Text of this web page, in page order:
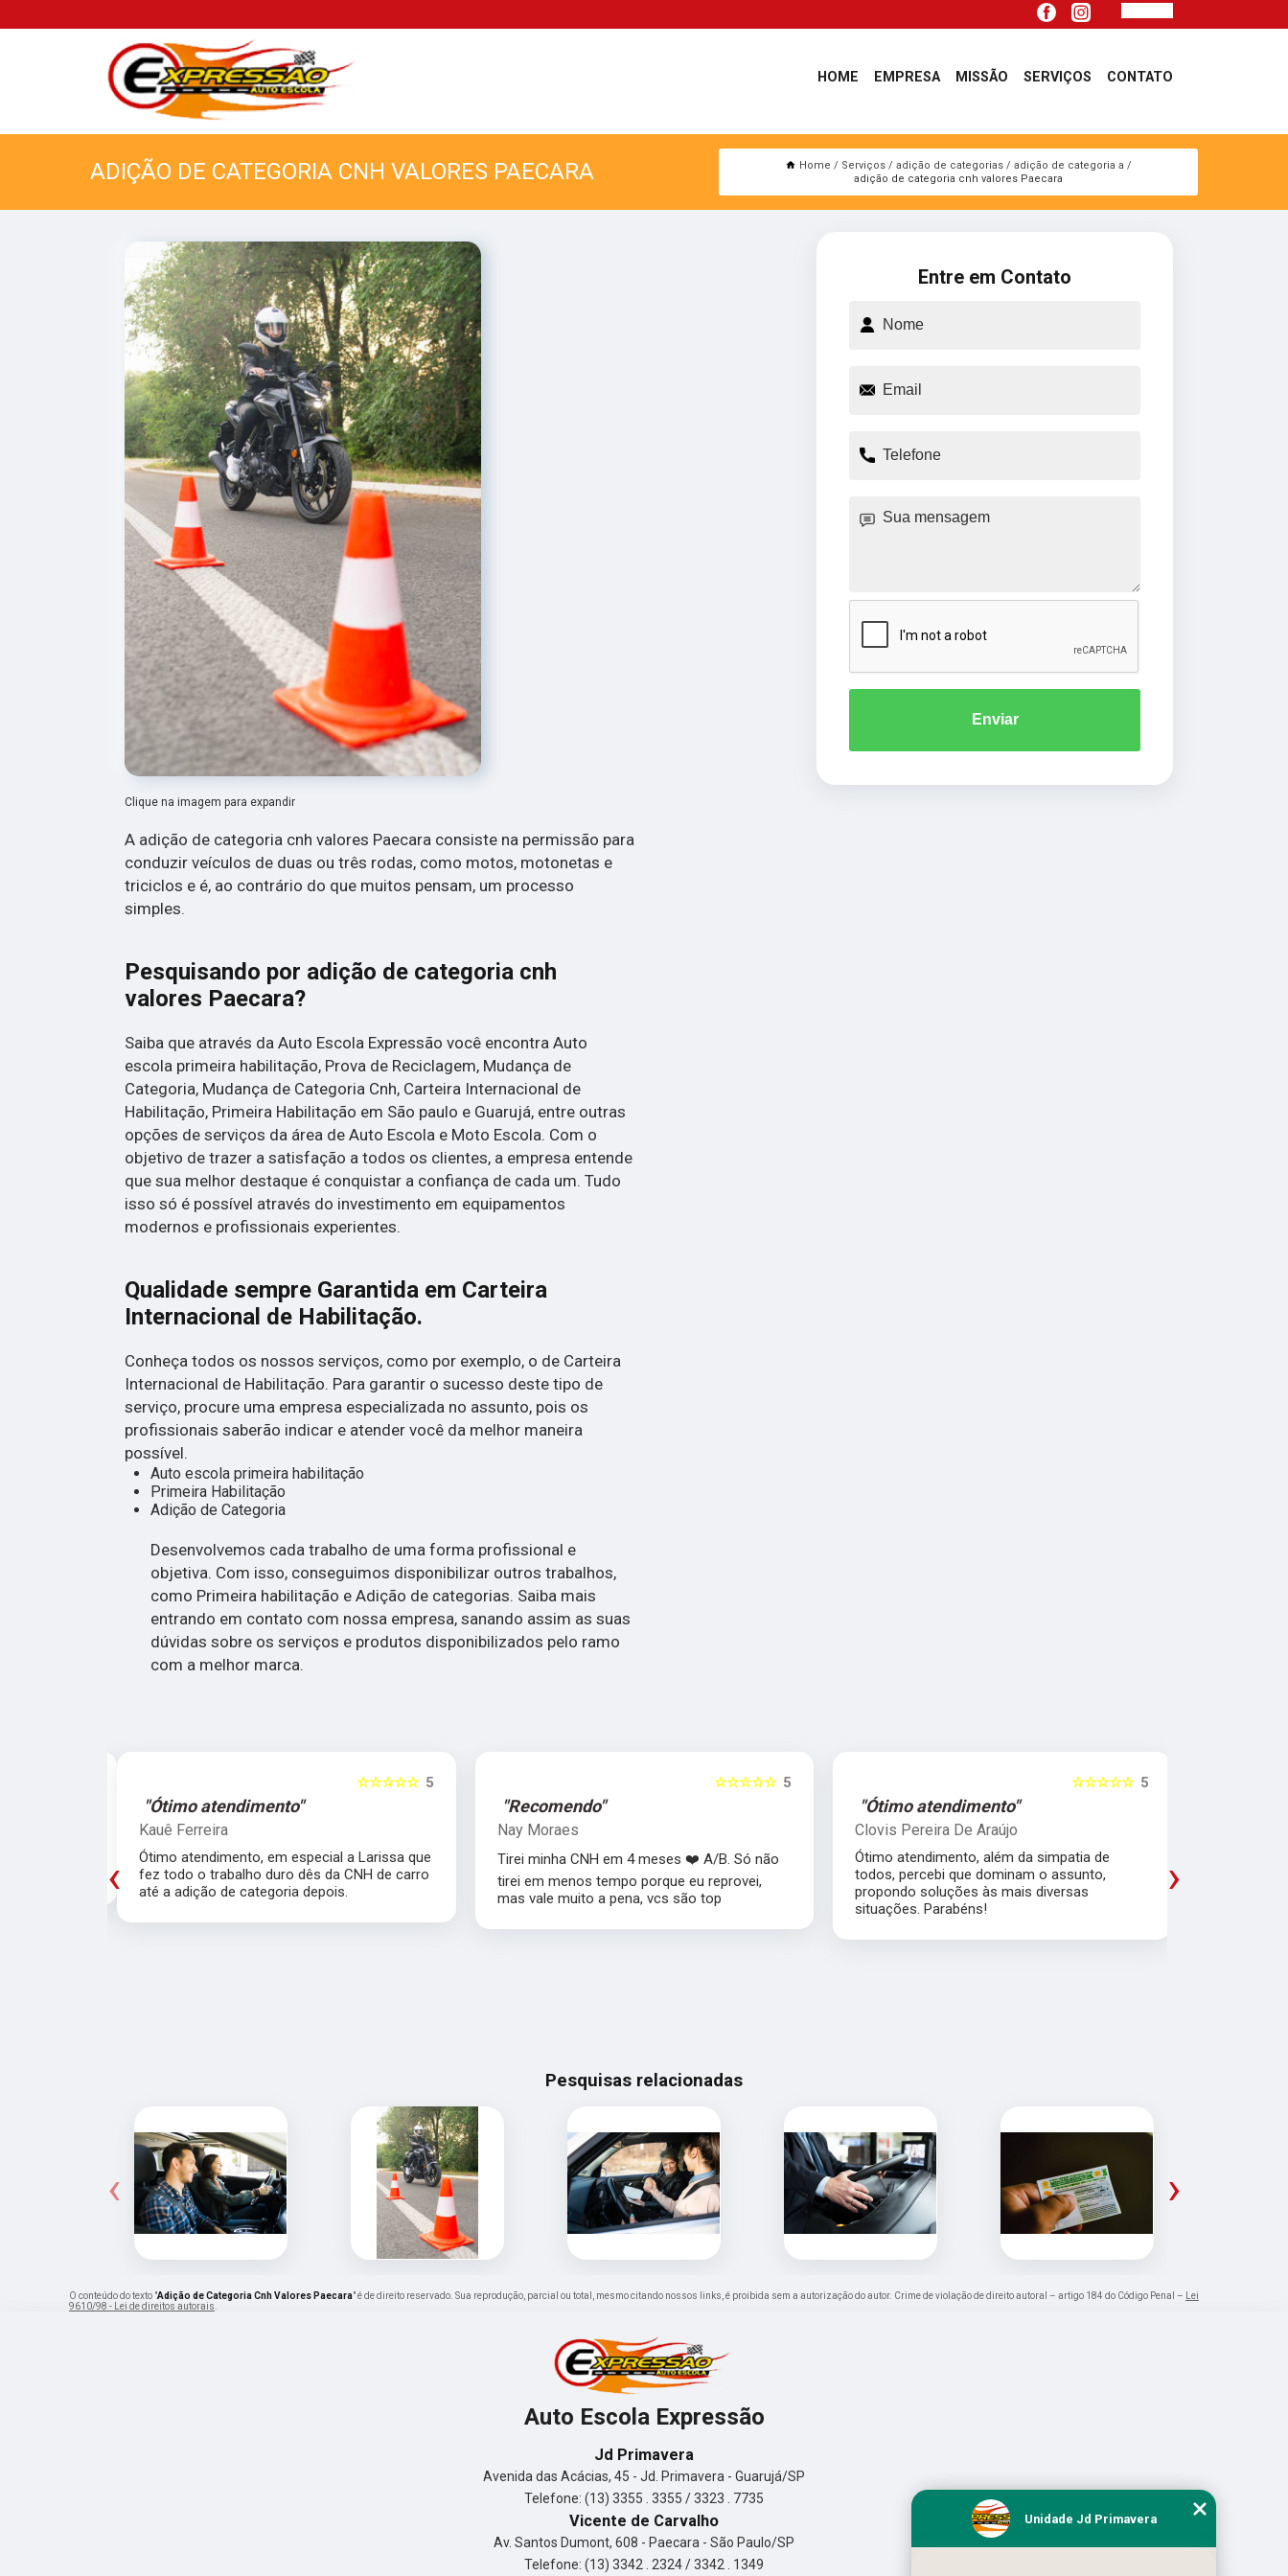
HOME EMPRESA MISSÃO SERVIÇOS CONTATO
ADIÇÃO DE CATEGORIA CNH VALORES PAECARA Home Serviços adição de categorias
adição de categoria a
adição de categoria cnh valores Paecara
Clique na imagem para expandir
A adição de categoria cnh valores Paecara consiste na permissão para
conduzir veículos de duas ou três rodas, como motos, motonetas e
triciclos e é, ao contrário do que muitos pensam, um processo
simples.
Pesquisando por adição de categoria cnh
valores Paecara?
Saiba que através da Auto Escola Expressão você encontra Auto
escola primeira habilitação, Prova de Reciclagem, Mudança de
Categoria, Mudança de Categoria Cnh, Carteira Internacional de
Habilitação, Primeira Habilitação em São paulo e Guarujá, entre outras
opções de serviços da área de Auto Escola e Moto Escola. Com o
objetivo de trazer a satisfação a todos os clientes, a empresa entende
que sua melhor destaque é conquistar a confiança de cada um. Tudo
isso só é possível através do investimento em equipamentos
modernos e profissionais experientes.
Qualidade sempre Garantida em Carteira
Internacional de Habilitação.
Conheça todos os nossos serviços, como por exemplo, o de Carteira
Internacional de Habilitação. Para garantir o sucesso deste tipo de
serviço, procure uma empresa especializada no assunto, pois os
profissionais saberão indicar e atender você da melhor maneira
possível.
Auto escola primeira habilitação
Primeira Habilitação
Adição de Categoria
Desenvolvemos cada trabalho de uma forma profissional e
objetiva. Com isso, conseguimos disponibilizar outros trabalhos,
como Primeira habilitação e Adição de categorias. Saiba mais
entrando em contato com nossa empresa, sanando assim as suas
dúvidas sobre os serviços e produtos disponibilizados pelo ramo
com a melhor marca.
Entre em Contato
Enviar
5
☆☆☆☆☆
"Ótimo atendimento"
Kauê Ferreira
Ótimo atendimento, em especial a Larissa que
fez todo o trabalho duro dês da CNH de carro
até a adição de categoria depois.
5
☆☆☆☆☆
"Recomendo"
Nay Moraes
Tirei minha CNH em 4 meses ❤️ A/B. Só não
tirei em menos tempo porque eu reprovei,
mas vale muito a pena, vcs são top
5
☆☆☆☆☆
"Ótimo atendimento"
Clovis Pereira De Araújo
Ótimo atendimento, além da simpatia de
todos, percebi que dominam o assunto,
propondo soluções às mais diversas
situações. Parabéns!
‹ ›
Pesquisas relacionadas
‹ ›
O conteúdo do texto "Adição de Categoria Cnh Valores Paecara" é de direito reservado. Sua reprodução, parcial ou total, mesmo citando nossos links, é proibida sem a autorização do autor. Crime de violação de direito autoral – artigo 184 do Código Penal – Lei
9610/98 - Lei de direitos autorais.
Auto Escola Expressão
Jd Primavera
Avenida das Acácias, 45 - Jd. Primavera - Guarujá/SP
Telefone: (13) 3355 . 3355 / 3323 . 7735
Vicente de Carvalho
Av. Santos Dumont, 608 - Paecara - São Paulo/SP
Telefone: (13) 3342 . 2324 / 3342 . 1349
Unidade Jd Primavera